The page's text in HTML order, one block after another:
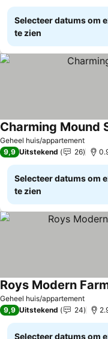
Selecteer datums om
te zien
Geheel huis/appartement
Charming Mound
9,9 Uitstekend 26
Selecteer datums om
te zien
Geheel huis/appartement
Roys Modern
9,9 Uitstekend 24
Selecteer datums om